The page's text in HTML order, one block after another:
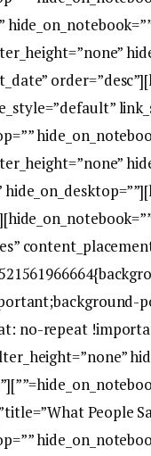
order=”desc”
hide_on_desktop=””